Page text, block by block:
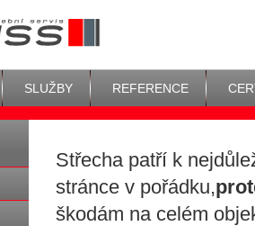
SLUŽBY REFERENCE
Střecha patří k
stránce v pořádku,
škodám na celém